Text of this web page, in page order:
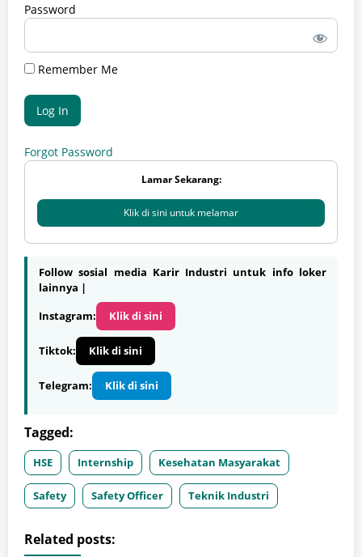
Password
Remember Me
Forgot Password
Lamar Sekarang:
Klik di sini untuk melamar
Follow sosial media Karir Industri untuk info loker
lainnya |
Instagram:
Klik di sini
Tiktok: Klik di sini
Telegram: Klik di sini
Tagged:
HSE Internship Kesehatan Masyarakat
Safety Safety Officer Teknik Industri
Related posts: